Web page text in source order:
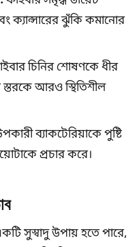
ক্যান্সারের ঝুঁকি কমানোর
চিনির শোষণকে ধীর
আরও স্থিতিশীল
ব্যাকটেরিয়াকে পুষ্টি
প্রচার করে।
সুস্বাদু উপায় হতে পারে,